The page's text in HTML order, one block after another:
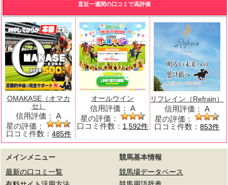
直近一週間の口コミで高評価
OMAKASE（オマカ
セ）
信用評価： A
星の評価：
口コミ件数： 485件
オールウイン
信用評価： A
星の評価：
口コミ件数： 1,592件
リフレイン（Refrain）
信用評価： A
星の評価：
口コミ件数：853件
メインメニュー
最新の口コミ一覧
競馬基本情報
競馬場データベース